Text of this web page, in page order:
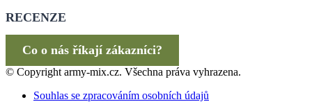
RECENZE
Co o nás říkají zákazníci?
© Copyright army-mix.cz. Všechna práva vyhrazena.
Souhlas se zpracováním osobních údajů